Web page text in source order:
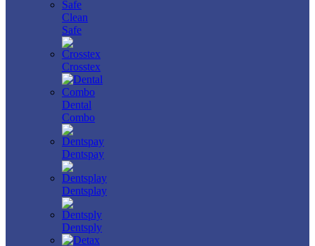
Clean
Safe
Crosstex
Dental
Combo
Dentspay
Dentsplay
Dentsply